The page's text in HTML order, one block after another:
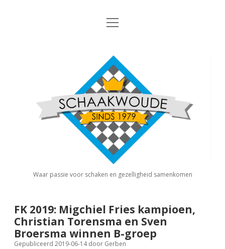
Nieuws
Algemene Informatie
Privacy Statement
Interne Competitie
dropdown
menu
Competitiereglement
Externe Competitie open
KNSB: Schaakwoude I
KNSB: Schaakwoude II
FSB: Schaakwoude I
FSB: Schaakwoude II
Jeugdschaken
Eregalerij
Agenda
Koppelingen
open
Schaakvereniging
Schaakwoude
Waar passie voor schaken en gezelligheid samenkomen
FK 2019: Migchiel Fries kampioen,
Christian Torensma en Sven
Broersma winnen B-groep
Gepubliceerd 2019-06-14door Gerben